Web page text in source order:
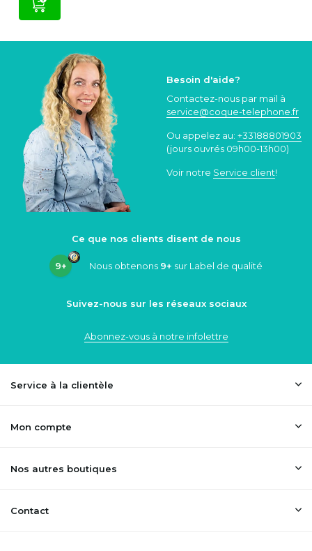
Besoin d'aide?
Contactez-nous par mail à
service@coque-telephone.fr
Ou appelez au: +33188801903
(jours ouvrés 09h00-13h00)
Voir notre Service client!
Ce que nos clients disent de nous
9+ Nous obtenons 9+ sur Label de qualité
Suivez-nous sur les réseaux sociaux
Abonnez-vous à notre infolettre
Service à la clientèle
Mon compte
Nos autres boutiques
Contact